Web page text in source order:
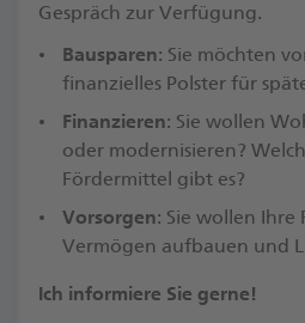
Gespräch zur Verfügung.​
Bausparen: Sie möchten
finanzielles Polster für
Finanzieren: Sie wollen
oder modernisieren?
Fördermittel gibt es?​
Vorsorgen: Sie wollen Ihre
Vermögen aufbauen und
​Ich informiere Sie gerne!